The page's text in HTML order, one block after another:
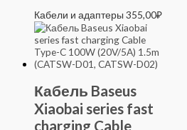
Кабели и адаптеры 355,00₽
Кабель Baseus
Xiaobai series fast
charging Cable